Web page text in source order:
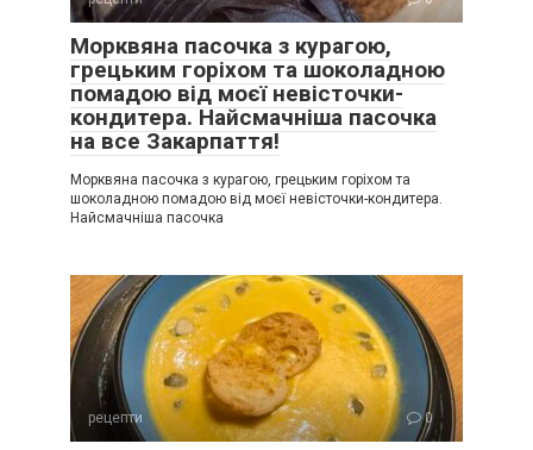
Морквяна пасочка з курагою,
грецьким горіхом та шоколадною
помадою від моєї невісточки-
кондитера. Найсмачніша пасочка
на все Закарпаття!
Морквяна пасочка з курагою, грецьким горіхом та
шоколадною помадою від моєї невісточки-кондитера.
Найсмачніша пасочка
рецепти 0